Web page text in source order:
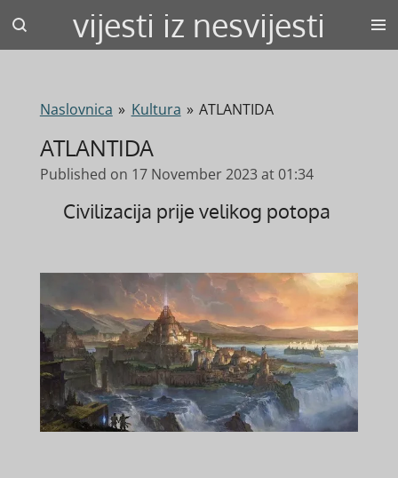
Skip
vijesti iz nesvijesti
Naslovnica » Kultura » ATLANTIDA
ATLANTIDA
Published on 17 November 2023 at 01:34
Civilizacija prije velikog potopa